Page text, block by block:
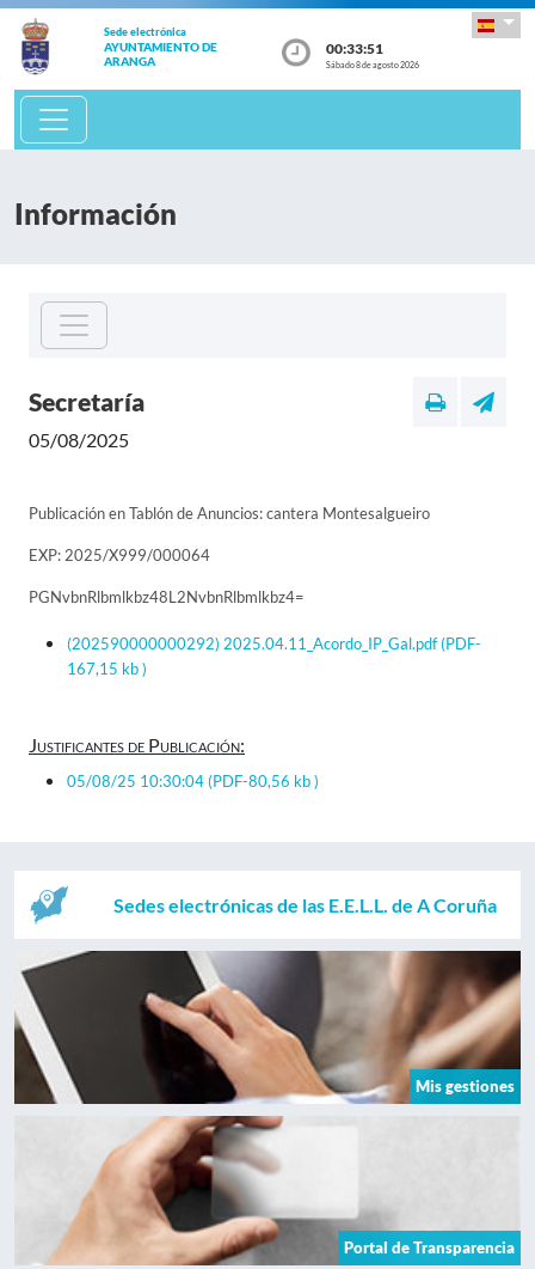
Sede electrónica
AYUNTAMIENTO DE
ARANGA
00:33:51
Sábado 8 de agosto 2026
Información
Secretaría
05/08/2025
Publicación en Tablón de Anuncios: cantera Montesalgueiro
EXP: 2025/X999/000064
PGNvbnRlbmlkbz48L2NvbnRlbmlkbz4=
(202590000000292) 2025.04.11_Acordo_IP_Gal.pdf(PDF-
167,15 kb )
Justificantes de Publicación:
05/08/25 10:30:04(PDF-80,56 kb )
Sedes electrónicas de las E.E.L.L. de A Coruña
Mis gestiones
Portal de Transparencia